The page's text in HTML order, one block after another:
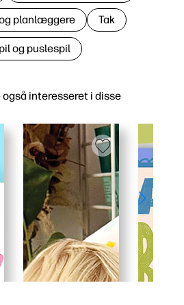
også interesseret i disse
planlæggere Tak
og puslespil